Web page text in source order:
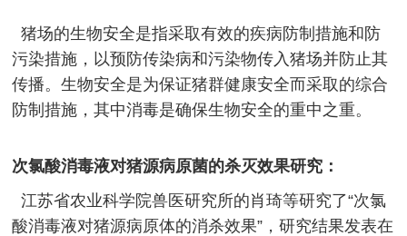
猪场的生物安全是指采取有效的疾病防制措施和防
污染措施，以预防传染病和污染物传入猪场并防止其
传播。生物安全是为保证猪群健康安全而采取的综合
防制措施，其中消毒是确保生物安全的重中之重。
次氯酸消毒液对猪源病原菌的杀灭效果研究：
江苏省农业科学院兽医研究所的肖琦等研究了“次氯
酸消毒液对猪源病原体的消杀效果”，研究结果发表在